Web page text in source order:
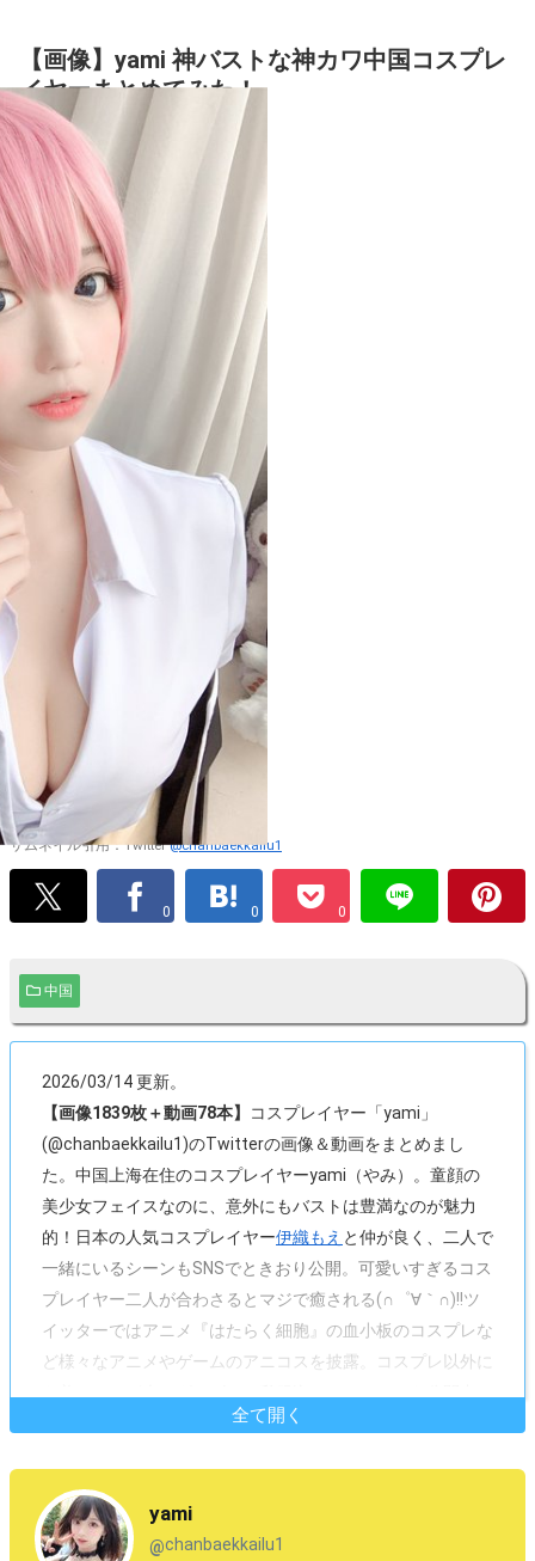
【画像】yami 神バストな神カワ中国コスプレ
イヤーまとめてみた！
サムネイル引用：Twitter@chanbaekkailu1
0 0 0
中国
2026/03/14 更新。
【画像1839枚＋動画78本】
コスプレイヤー「yami」
(@chanbaekkailu1)のTwitterの画像＆動画をまとめまし
た。中国上海在住のコスプレイヤーyami（やみ）。童顔の
美少女フェイスなのに、意外にもバストは豊満なのが魅力
的！日本の人気コスプレイヤー伊織もえ と仲が良く、二人で
一緒にいるシーンもSNSでときおり公開。可愛いすぎるコス
プレイヤー二人が合わさるとマジで癒される(∩゜∀｀∩)!!ツ
イッターではアニメ『はたらく細胞』の血小板のコスプレな
ど様々なアニメやゲームのアニコスを披露。コスプレ以外に
全て開く
yami
@chanbaekkailu1